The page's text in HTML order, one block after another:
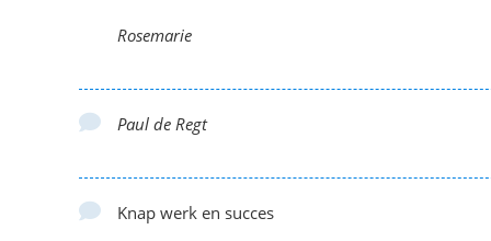
Rosemarie
Paul de Regt
Knap werk en succes